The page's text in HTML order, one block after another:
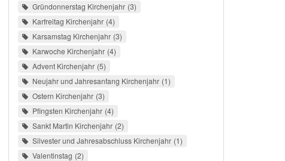
Gründonnerstag Kirchenjahr 3
Karfreitag Kirchenjahr 4
Karsamstag Kirchenjahr 3
Karwoche Kirchenjahr 4
Advent Kirchenjahr 5
Neujahr und Jahresanfang Kirchenjahr 1
Ostern Kirchenjahr 3
Pfingsten Kirchenjahr 4
Sankt Martin Kirchenjahr 2
Silvester und Jahresabschluss Kirchenjahr 1
Valentinstag 2